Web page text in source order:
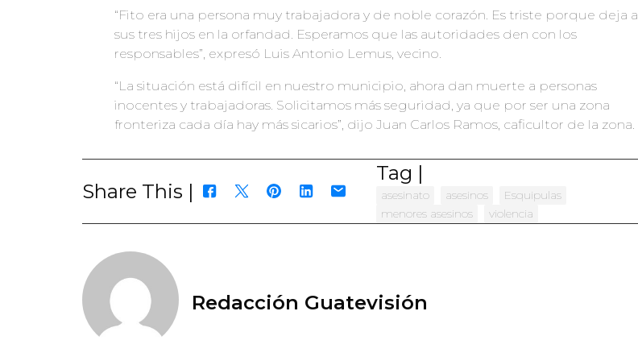
“Fito era una persona muy trabajadora y de noble corazón. Es triste porque deja a
sus tres hijos en la orfandad. Esperamos que las autoridades den con los
responsables”, expresó Luis Antonio Lemus, vecino.
“La situación está difícil en nuestro municipio, ahora dan muerte a personas
inocentes y trabajadoras. Solicitamos más seguridad, ya que por ser una zona
fronteriza cada día hay más sicarios”, dijo Juan Carlos Ramos, caficultor de la zona.
Share This |
Tag |
asesinato asesinos
Esquipulas
menores asesinos
violencia
Redacción Guatevisión